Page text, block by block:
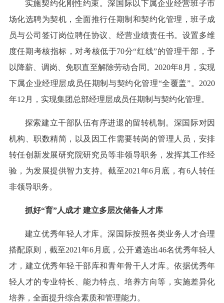
实施契约化刚性约束。深国际以下属企业经营班子市
场化选聘为契机，全面推行任期制和契约化管理，班子成
员与公司签订岗位聘任协议、经营业绩责任书。设置多维
度任期考核指标，对考核低于70分“红线”的管理干部，予
以降薪、调岗、免职直至解除劳动合同。2020年8月，实现
下属企业经理层成员任期制与契约化管理“全覆盖”。2020
年12月，实现集团总部经理层成员任期制与契约化管理。
探索建立干部队伍有序进退的留转机制。深国际对因
机构、职数精简，以及因工作需要转岗的管理人员，安排
转任创新发展研究院研究员等非领导职务，发挥其工作经
验，为发展提供智力支持。截至2021年6月底，有6人转任
非领导职务。
抓好“育”人成才 建立多层次储备人才库
建立优秀年轻人才库。深国际按照各类业务人才合理
搭配原则，截至2021年6月底，公开遴选出46名优秀年轻人
才，建立优秀年轻干部库和青年骨干人才库。依据优秀年
轻人才的专业特长、能力特点、培养方向等，实施差异化
培养，全面提升综合素质和管理能力。